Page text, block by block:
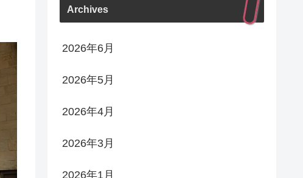
Archives
2026年6月
2026年5月
2026年4月
2026年3月
2026年1月